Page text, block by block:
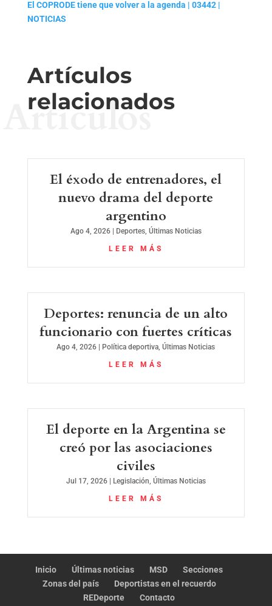
El COPRODE tiene que volver a la agenda | 03442 |
NOTICIAS
Artículos
relacionados
Artículos
El éxodo de entrenadores, el
nuevo drama del deporte
argentino
Ago 4, 2026| Deportes, Últimas Noticias
LEER MÁS
Deportes: renuncia de un alto
funcionario con fuertes críticas
Ago 4, 2026 Política deportiva,Últimas Noticias
LEER MÁS
El deporte en la Argentina se
creó por las asociaciones
civiles
Jul 17, 2026| Legislación, Últimas Noticias
LEER MÁS
Inicio Últimas noticias MSD
Secciones
Zonas del país
Deportistas en el recuerdo
REDeporte
Contacto